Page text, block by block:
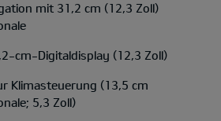
mit 31,2 cm (12,3 Zoll)
cm-Digitaldisplay (12,3 Zoll)
Klimasteuerung (13,5 cm
5,3 Zoll)